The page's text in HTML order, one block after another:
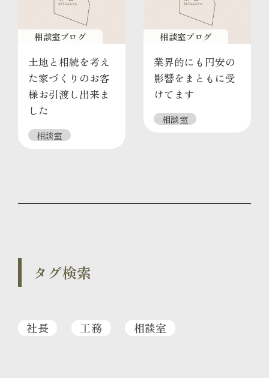
相談室ブログ
土地と相続を考え
た家づくりのお客
様お引渡し出来ま
した
相談室
相談室ブログ
業界的にも円安の
影響をまともに受
けてます
相談室
タグ検索
社長 工務 相談室